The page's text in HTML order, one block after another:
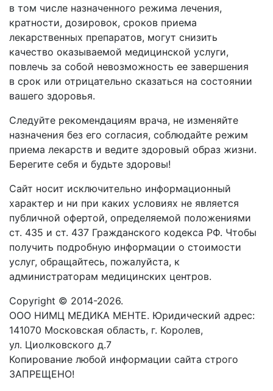
в том числе назначенного режима лечения,
кратности, дозировок, сроков приема
лекарственных препаратов, могут снизить
качество оказываемой медицинской услуги,
повлечь за собой невозможность ее завершения
в срок или отрицательно сказаться на состоянии
вашего здоровья.
Следуйте рекомендациям врача, не изменяйте
назначения без его согласия, соблюдайте режим
приема лекарств и ведите здоровый образ жизни.
Берегите себя и будьте здоровы!
Сайт носит исключительно информационный
характер и ни при каких условиях не является
публичной офертой, определяемой положениями
ст. 435 и ст. 437 Гражданского кодекса РФ. Чтобы
получить подробную информации о стоимости
услуг, обращайтесь, пожалуйста, к
администраторам медицинских центров.
Copyright © 2014-2026.
ООО НИМЦ МЕДИКА МЕНТЕ. Юридический адрес:
141070 Московская область, г. Королев,
ул. Циолковского д.7
Копирование любой информации сайта строго
ЗАПРЕЩЕНО!